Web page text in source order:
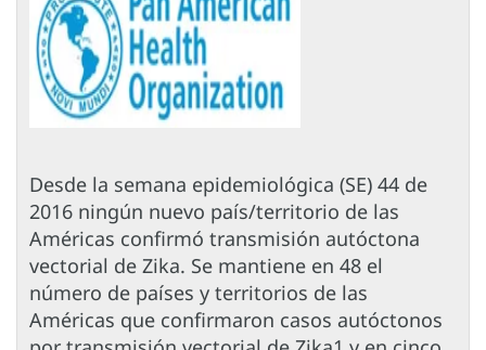
Desde la semana epidemiológica (SE) 44 de
2016 ningún nuevo país/territorio de las
Américas confirmó transmisión autóctona
vectorial de Zika. Se mantiene en 48 el
número de países y territorios de las
Américas que confirmaron casos autóctonos